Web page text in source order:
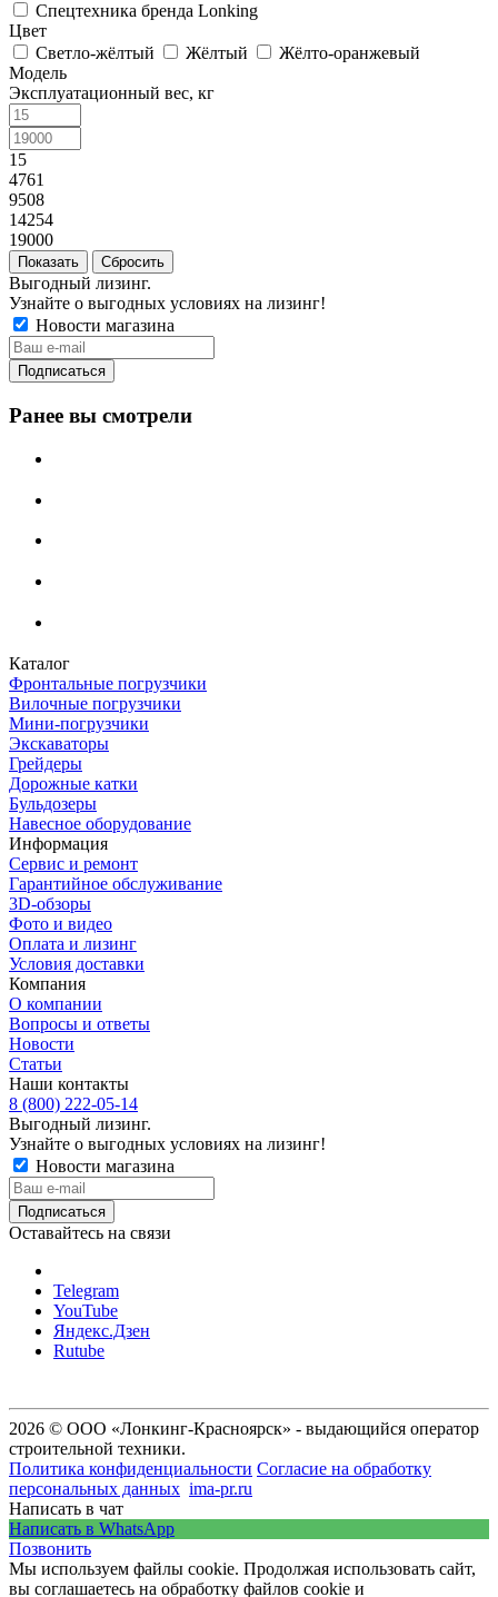
Спецтехника бренда Lonking
Цвет
Светло-жёлтый
Жёлтый
Жёлто-оранжевый
Модель
Эксплуатационный вес, кг
15
4761
9508
14254
19000
Сбросить
Выгодный лизинг.
Узнайте о выгодных условиях на лизинг!
Новости магазина
Ранее вы смотрели
Каталог
Фронтальные погрузчики
Вилочные погрузчики
Мини-погрузчики
Экскаваторы
Грейдеры
Дорожные катки
Бульдозеры
Навесное оборудование
Информация
Сервис и ремонт
Гарантийное обслуживание
3D-обзоры
Фото и видео
Оплата и лизинг
Условия доставки
Компания
О компании
Вопросы и ответы
Новости
Статьи
Наши контакты
8 (800) 222-05-14
Выгодный лизинг.
Узнайте о выгодных условиях на лизинг!
Новости магазина
Оставайтесь на связи
Telegram
YouTube
Яндекс.Дзен
Rutube
2026 © ООО «Лонкинг-Красноярск» - выдающийся оператор
строительной техники.
Политика конфиденциальности Согласие на обработку
персональных данных ima-pr.ru
Написать в чат
Написать в WhatsApp
Позвонить
Мы используем файлы cookie. Продолжая использовать сайт,
вы соглашаетесь на обработку файлов cookie и